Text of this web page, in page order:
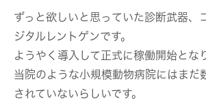
ずっと欲しいと思っていた診断武器、
ジタルレントゲンです。
ようやく導入して正式に稼働開始とな
当院のような小規模動物病院にはまだ
されていないらしいです。